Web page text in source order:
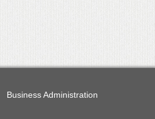
Business Administration